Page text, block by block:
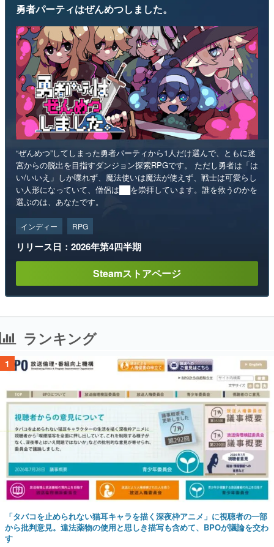
勇者パーティはぜんめつしました。
“ぜんめつ”してしまった勇者パーティから1人だけ選んで、ともに迷
宮からの脱出を目指すダンジョン探索RPGです。 ただし勇者は「は
い/いいえ」しか喋れず、魔法使いは魔法が使えず、戦士は可愛らし
い人形になっていて、僧侶は██を崇拝しています。誰を救うのかを
選ぶのは、あなたです。
インディー RPG
リリース日：2026年第4四半期
Steamストアページ
ランキング
1
「タバコを止められない猫耳キャラを描く深夜枠アニメ」に視聴者の一部
から批判意見。違法薬物の使用と思しき描写も含めて、BPOが議論を交わ
す